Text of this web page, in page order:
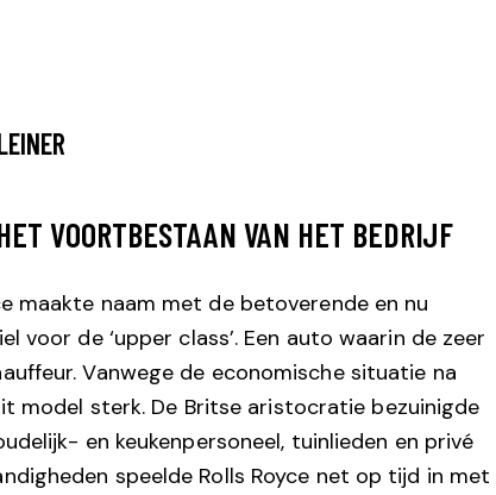
VOORTBESTAAN VAN HET BEDRIJF
maakte naam met de betoverende en nu
voor de ‘upper class’. Een auto waarin de zeer
Vanwege de economische situatie na
model sterk. De Britse aristocratie bezuinigde
en keukenpersoneel, tuinlieden en privé
speelde Rolls Royce net op tijd in met